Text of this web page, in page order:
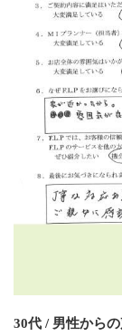
30代 / 男性から